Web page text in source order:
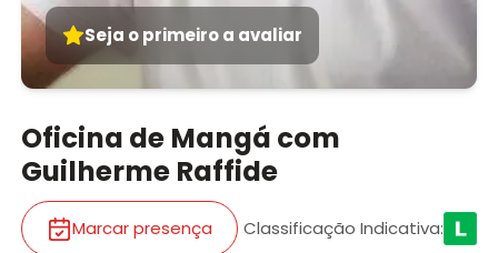
Seja o primeiro a avaliar
Oficina de Mangá com
Guilherme Raffide
Marcar presença Classificação Indicativa: